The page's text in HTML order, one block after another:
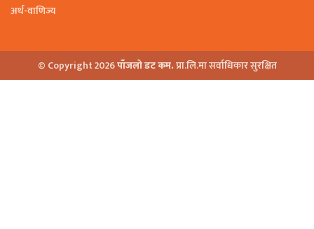
अर्थ-वाणिज्य
© Copyright 2026पाँजलो डट कम.प्रा.लि.मा सर्वाधिकार सुरक्षित